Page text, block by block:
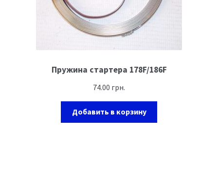
Пружина стартера 178F/186F
74.00 грн.
Добавить в корзину